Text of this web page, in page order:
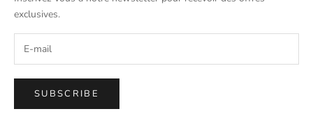
exclusives.
SUBSCRIBE